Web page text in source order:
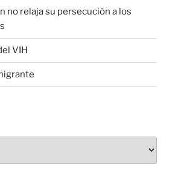
no relaja su persecución a los
VIH